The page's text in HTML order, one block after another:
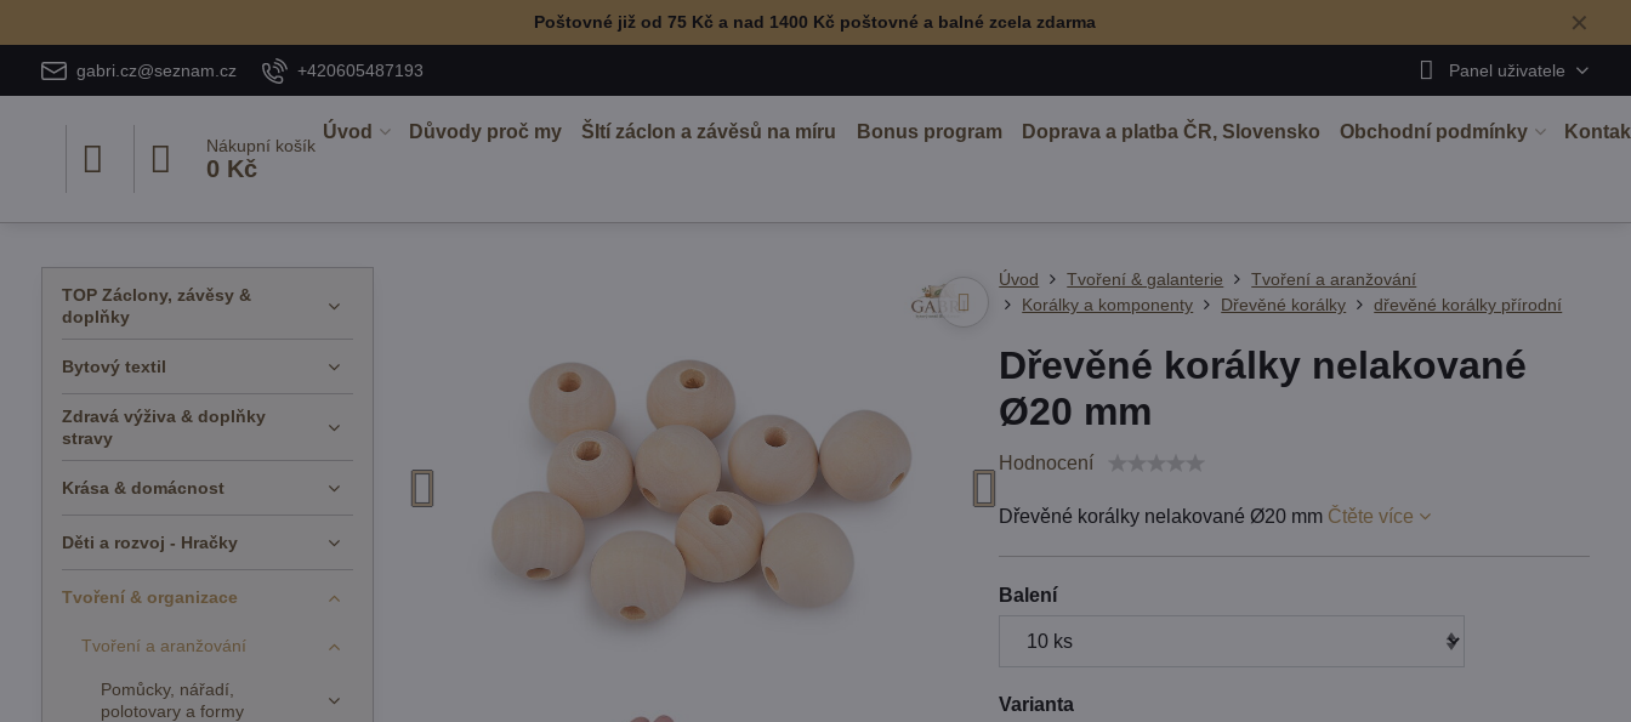
✕
Poštovné již od 75 Kč a nad 1400 Kč poštovné a balné zcela zdarma
gabri.cz@seznam.cz +420605487193 Panel uživatele
Nákupní košík
0 Kč
Úvod Důvody proč my ŠItí záclon a závěsů na míru Bonus program Doprava a platba ČR, Slovensko Obchodní podmínky
Úvod Tvoření & galanterie
Tvoření a aranžování
Korálky a komponenty
Dřevěné korálky dřevěné korálky přírodní
Dřevěné korálky nelakované
Ø20 mm
Hodnocení
Dřevěné korálky nelakované Ø20 mm Čtěte více
Balení
Varianta
TOP Záclony, závěsy &
doplňky
Bytový textil
Zdravá výživa & doplňky
stravy
Krása & domácnost
Děti a rozvoj - Hračky
Tvoření & organizace
Tvoření a aranžování
Pomůcky, nářadí,
polotovary a formy